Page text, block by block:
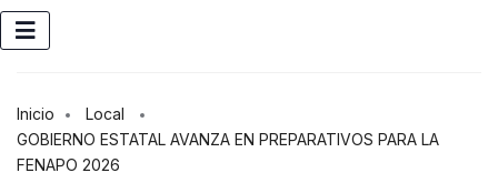
Inicio
Local
GOBIERNO ESTATAL AVANZA EN PREPARATIVOS PARA LA
FENAPO 2026